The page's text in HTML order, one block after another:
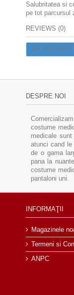
Salubritatea si
pe tot parcursul
REVIEWS (0)
BE THE FIRST
DESPRE NOI
costume
medicale
atunci cand
de o gama
pana la
costume
pantaloni uni.
INFORMAŢII
Magazinele
Termeni si
ANPC